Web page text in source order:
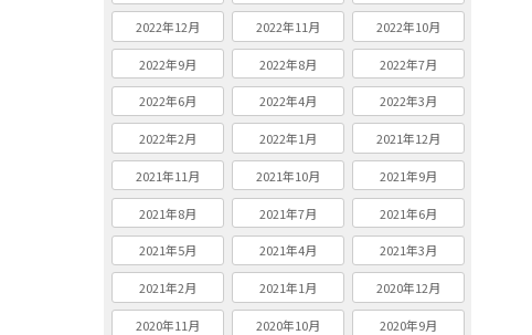
2022年12月 2022年11月 2022年10月
2022年9月 2022年8月 2022年7月
2022年6月 2022年4月 2022年3月
2022年2月 2022年1月 2021年12月
2021年11月 2021年10月 2021年9月
2021年8月 2021年7月 2021年6月
2021年5月 2021年4月 2021年3月
2021年2月 2021年1月 2020年12月
2020年11月 2020年10月 2020年9月